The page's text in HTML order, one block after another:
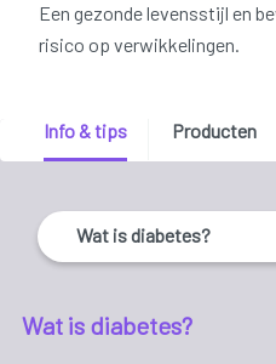
Een gezonde levensstijl en
risico op verwikkelingen.
Info & tips Producten
Wat is diabetes?
Wat is diabetes?